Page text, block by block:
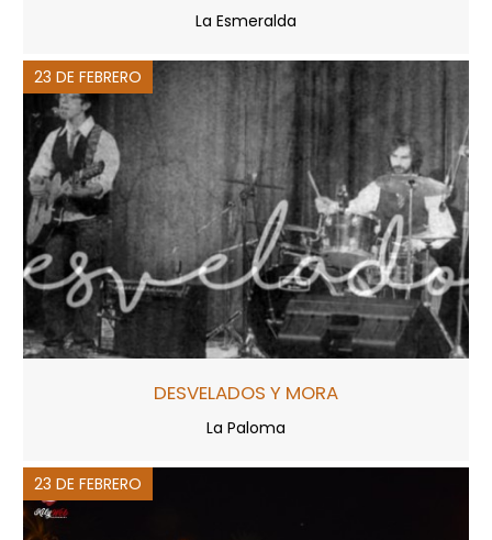
La Esmeralda
23 DE FEBRERO
DESVELADOS Y MORA
La Paloma
23 DE FEBRERO